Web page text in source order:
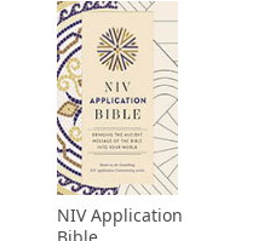
NIV Application